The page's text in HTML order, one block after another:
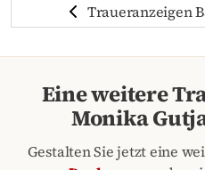
Traueranzeigen
Eine weitere
Monika
Gestalten Sie jetzt eine